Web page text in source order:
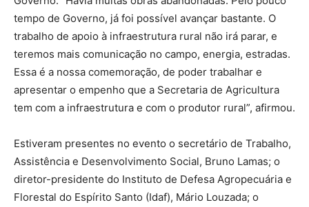
tempo de Governo, já foi possível avançar bastante. O
trabalho de apoio à infraestrutura rural não irá parar, e
teremos mais comunicação no campo, energia, estradas.
Essa é a nossa comemoração, de poder trabalhar e
apresentar o empenho que a Secretaria de Agricultura
tem com a infraestrutura e com o produtor rural”, afirmou.
Estiveram presentes no evento o secretário de Trabalho,
Assistência e Desenvolvimento Social, Bruno Lamas; o
diretor-presidente do Instituto de Defesa Agropecuária e
Florestal do Espírito Santo (Idaf), Mário Louzada; o